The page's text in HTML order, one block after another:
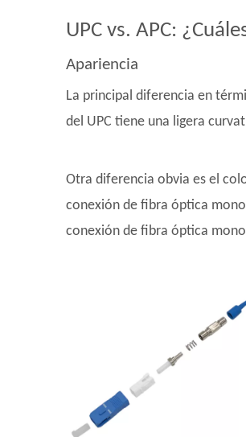
UPC vs. APC:
Apariencia
La principal diferencia en
del UPC tiene una ligera
Otra diferencia obvia es el
conexión de fibra óptica
conexión de fibra óptica